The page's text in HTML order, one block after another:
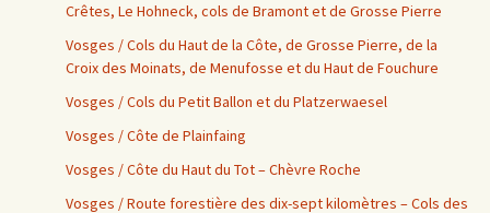
Crêtes, Le Hohneck, cols de Bramont et de Grosse Pierre
Vosges / Cols du Haut de la Côte, de Grosse Pierre, de la
Croix des Moinats, de Menufosse et du Haut de Fouchure
Vosges / Cols du Petit Ballon et du Platzerwaesel
Vosges / Côte de Plainfaing
Vosges / Côte du Haut du Tot – Chèvre Roche
Vosges / Route forestière des dix-sept kilomètres – Cols des